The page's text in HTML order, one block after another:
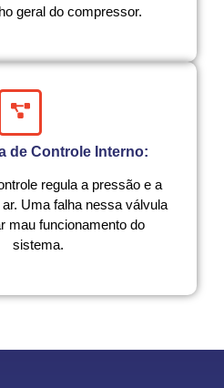
geral do compressor.
de Controle Interno:
regula a pressão e a
Uma falha nessa válvula
mau funcionamento do
sistema.